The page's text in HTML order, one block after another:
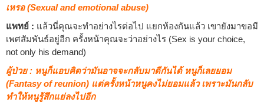
เหรอ (Sexual and emotional abuse)
แพทย์ : แล้วนี่คุณจะทำอย่างไรต่อไป แยกห้องกันแล้ว เขายังมาขอมี
เพศสัมพันธ์อยู่อีก ครั้งหน้าคุณจะว่าอย่างไร (Sex is your choice,
not only his demand)
ผู้ป่วย : หนูก็แอบคิดว่ามันอาจจะกลับมาดีกันได้ หนูก็เลยยอม
(Fantasy of reunion) แต่ครั้งหน้าหนูคงไม่ยอมแล้ว เพราะมันกลับ
ทำให้หนูรู้สึกแย่ลงไปอีก